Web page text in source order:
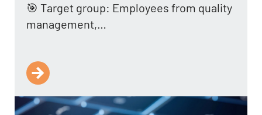
🎯 Target group: Employees from quality
management,…